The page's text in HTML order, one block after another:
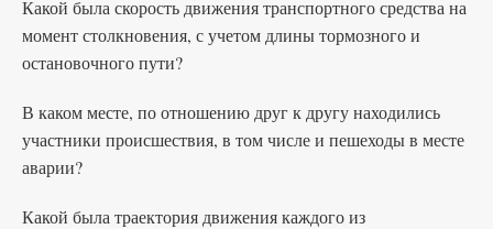
Какой была скорость движения транспортного средства на
момент столкновения, с учетом длины тормозного и
остановочного пути?
В каком месте, по отношению друг к другу находились
участники происшествия, в том числе и пешеходы в месте
аварии?
Какой была траектория движения каждого из